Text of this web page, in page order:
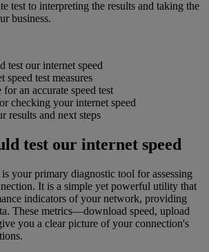
test to interpreting the results and taking the
business.
test our internet speed
speed test measures
an accurate speed test
checking your internet speed
results and next steps
test our internet speed
your primary diagnostic tool for assessing
It is a simple yet powerful utility that
indicators of your network, providing
These metrics—download speed, upload
you a clear picture of your connection's